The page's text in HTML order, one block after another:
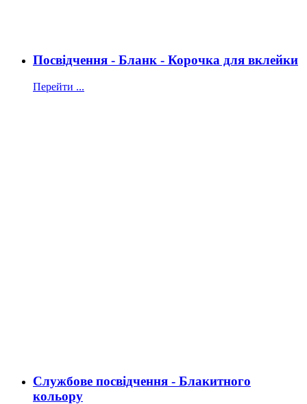
Посвідчення - Бланк - Корочка для вклейки
Перейти ...
Службове посвідчення - Блакитного
кольору